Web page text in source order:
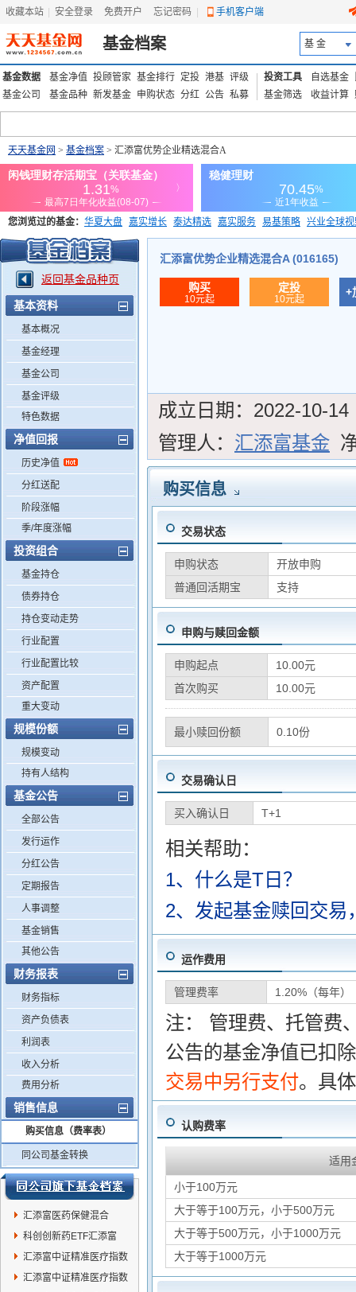
收藏本站 安全登录 免费开户 忘记密码 手机客户端
基金档案 基 金
基金数据 基金净值 投顾管家 基金排行 定投 港基 评级
基金公司
基金品种 新发基金 申购状态 分红 公告 私募
投资工具 自选基金
基金筛选
收益计算
天天基金网 > 基金档案 > 汇添富优势企业精选混合A
您浏览过的基金： 华夏大盘 嘉实增长 泰达精选 嘉实服务 易基策略 兴业全球
添富优势 华安宏利 上证180价值ETF
返回基金品种页
基本资料
基本概况
基金经理
基金公司
基金评级
特色数据
净值回报
历史净值
分红送配
阶段涨幅
季/年度涨幅
投资组合
基金持仓
债券持仓
持仓变动走势
行业配置
行业配置比较
资产配置
重大变动
规模份额
规模变动
持有人结构
基金公告
全部公告
发行运作
分红公告
定期报告
人事调整
基金销售
其他公告
财务报表
财务指标
资产负债表
利润表
收入分析
费用分析
销售信息
购买信息（费率表）
同公司基金转换
汇添富医药保健混合
科创创新药ETF汇添富
汇添富中证精准医疗指数
(LOF)C
汇添富中证精准医疗指数
汇添富优势企业精选混合A (016165)
购买
10元起
定投
10元起
+
成立日期： 2022-10-14
管理人： 汇添富基金
购买信息
交易状态
申购状态
开放申购
普通回活期宝
支持
申购与赎回金额
申购起点
10.00元
首次购买
10.00元
最小赎回份额 0.10份
交易确认日
买入确认日 T+1
相关帮助：
1、什么是T日？
2、发起基金赎回交易
运作费用
管理费率 1.20%（每年）
注： 管理费、托管费
公告的基金净值已扣
交易中另行支付。具
认购费率
适用
小于100万元
大于等于100万元，小于500万元
大于等于500万元，小于1000万元
大于等于1000万元